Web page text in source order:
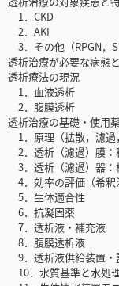
1．CKD
2．AKI
3．その他（RPGN，
透析治療が必要な病態
透析療法の現況
1．血液透析
2．腹膜透析
透析治療の基礎・使用
1．原理（拡散，濾過
2．透析（濾過）膜：
3．透析（濾過）器
4．効率の評価（希釈
5．生体適合性
6．抗凝固薬
7．透析液・補充液
8．腹膜透析液
9．透析液供給装置・
10．水質基準と水処